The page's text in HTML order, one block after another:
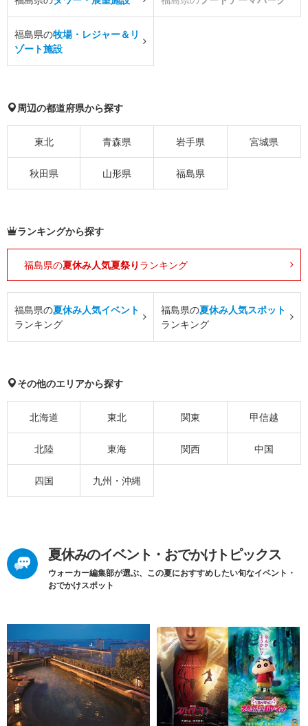
福島県の牧場・レジャー＆リ
ゾート施設
周辺の都道府県から探す
東北 青森県 岩手県 宮城県
秋田県 山形県 福島県
ランキングから探す
福島県の夏休み人気夏祭り ランキング
福島県の夏休み人気イベント
ランキング
福島県の夏休み人気スポット
ランキング
その他のエリアから探す
北海道 東北 関東 甲信越
北陸 東海 関西 中国
四国 九州・沖縄
夏休みのイベント・おでかけトピックス
ウォーカー編集部が選ぶ、この夏におすすめしたい旬なイベント・
おでかけスポット